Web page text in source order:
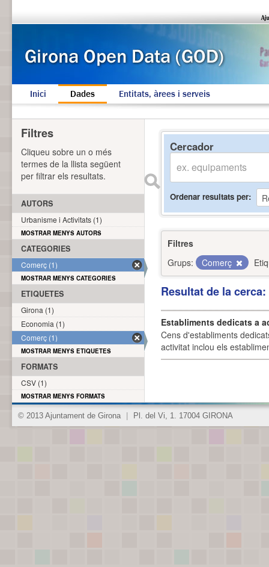
Inici Dades Entitats, àrees i serveis
Cercador
Ordenar resultats per
Filtres
Grups:
Comerç
Resultat de la
Establiments dedicats a
Cens d'establiments
activitat inclou els
Filtres
Cliqueu sobre un o més
termes de la llista següent
per filtrar els resultats.
AUTORS
Urbanisme i Activitats (1)
MOSTRAR MENYS AUTORS
CATEGORIES
Comerç (1)
MOSTRAR MENYS CATEGORIES
ETIQUETES
Girona (1)
Economia (1)
Comerç (1)
MOSTRAR MENYS ETIQUETES
FORMATS
CSV (1)
MOSTRAR MENYS FORMATS
© 2013 Ajuntament de Girona Pl. del Vi, 1. 17004 GIRONA